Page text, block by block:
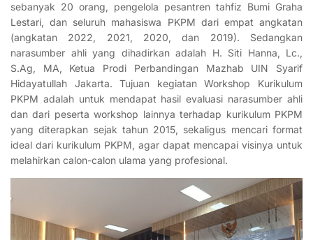
sebanyak 20 orang, pengelola pesantren tahfiz Bumi Graha
Lestari, dan seluruh mahasiswa PKPM dari empat angkatan
(angkatan 2022, 2021, 2020, dan 2019). Sedangkan
narasumber ahli yang dihadirkan adalah H. Siti Hanna, Lc.,
S.Ag, MA, Ketua Prodi Perbandingan Mazhab UIN Syarif
Hidayatullah Jakarta. Tujuan kegiatan Workshop Kurikulum
PKPM adalah untuk mendapat hasil evaluasi narasumber ahli
dan dari peserta workshop lainnya terhadap kurikulum PKPM
yang diterapkan sejak tahun 2015, sekaligus mencari format
ideal dari kurikulum PKPM, agar dapat mencapai visinya untuk
melahirkan calon-calon ulama yang profesional.